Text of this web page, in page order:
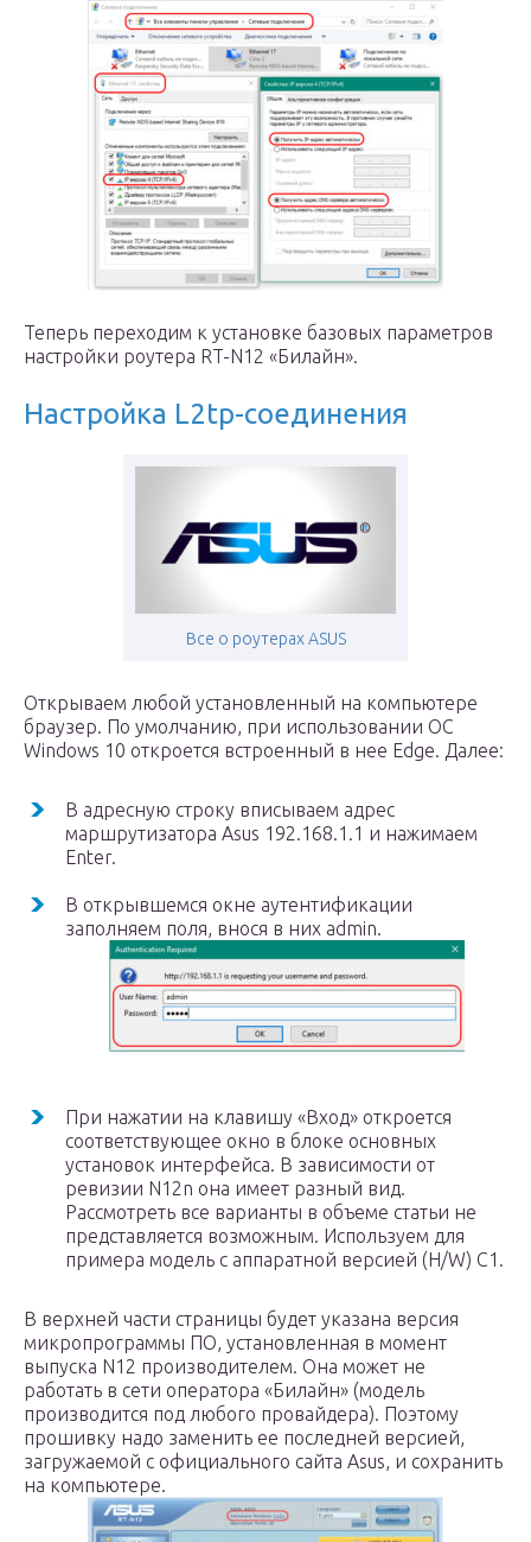
Теперь переходим к установке базовых параметров
настройки роутера RT-N12 «Билайн».
Настройка L2tp-соединения
Все о роутерах ASUS
Открываем любой установленный на компьютере
браузер. По умолчанию, при использовании ОС
Windows 10 откроется встроенный в нее Edge. Далее:
В адресную строку вписываем адрес
маршрутизатора Asus 192.168.1.1 и нажимаем
Enter.
В открывшемся окне аутентификации
заполняем поля, внося в них admin.
При нажатии на клавишу «Вход» откроется
соответствующее окно в блоке основных
установок интерфейса. В зависимости от
ревизии N12n она имеет разный вид.
Рассмотреть все варианты в объеме статьи не
представляется возможным. Используем для
примера модель с аппаратной версией (H/W) C1.
В верхней части страницы будет указана версия
микропрограммы ПО, установленная в момент
выпуска N12 производителем. Она может не
работать в сети оператора «Билайн» (модель
производится под любого провайдера). Поэтому
прошивку надо заменить ее последней версией,
загружаемой с официального сайта Asus, и сохранить
на компьютере.